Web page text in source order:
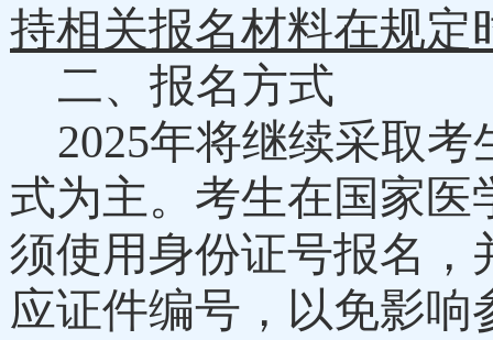
持相关报名材料在规定
二、 报名方式
2025年将继续采取考
式为主。 考生在国家医
须使用身份证号报名，
应证件编号，以免影